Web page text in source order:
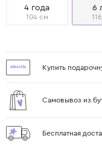
4 года
104 см
6
Купить
Самовывоз из
Бесплатная